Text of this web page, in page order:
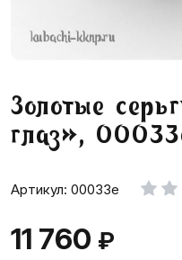
Золотые
глаз»,
Артикул: 00033e
11 760 ₽